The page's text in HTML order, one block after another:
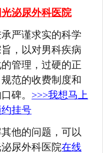
泌尿外科医院
严谨求实的科学
，以对男科疾病
管理，过硬的正
范的收费制度和
碑。 >>>我想马上
挂号
他的问题，可以
泌尿外科医院在线